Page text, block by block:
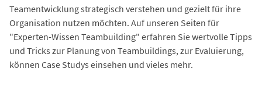
Teamentwicklung strategisch verstehen und gezielt für ihre
Organisation nutzen möchten. Auf unseren Seiten für
"Experten-Wissen Teambuilding" erfahren Sie wertvolle Tipps
und Tricks zur Planung von Teambuildings, zur Evaluierung,
können Case Studys einsehen und vieles mehr.